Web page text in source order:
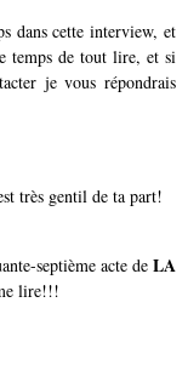
dans cette interview, et
temps de tout lire, et si
je vous répondrais
très gentil de ta part!
septième acte de LA
lire!!!